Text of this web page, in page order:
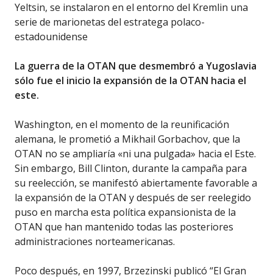
Yeltsin, se instalaron en el entorno del Kremlin una
serie de marionetas del estratega polaco-
estadounidense
La guerra de la OTAN que desmembró a Yugoslavia
sólo fue el inicio la expansión de la OTAN hacia el
este.
Washington, en el momento de la reunificación
alemana, le prometió a Mikhail Gorbachov, que la
OTAN no se ampliaría «ni una pulgada» hacia el Este.
Sin embargo, Bill Clinton, durante la campaña para
su reelección, se manifestó abiertamente favorable a
la expansión de la OTAN y después de ser reelegido
puso en marcha esta política expansionista de la
OTAN que han mantenido todas las posteriores
administraciones norteamericanas.
Poco después, en 1997, Brzezinski publicó “El Gran